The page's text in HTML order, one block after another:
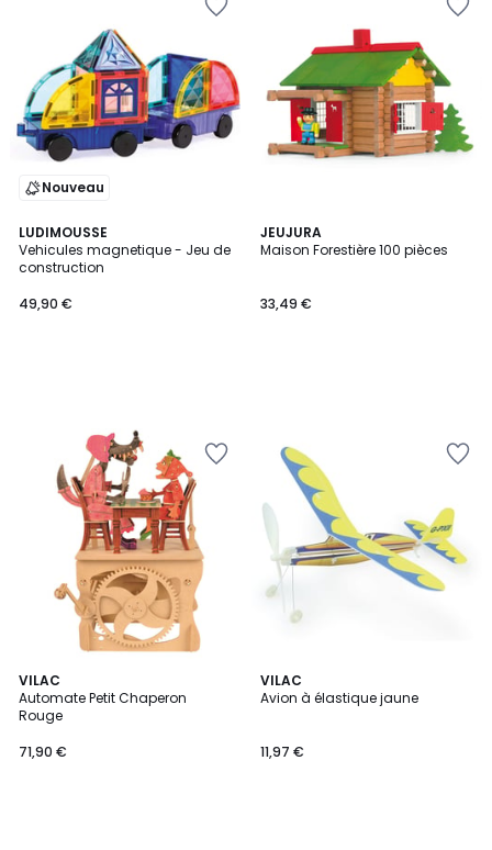
Nouveau
LUDIMOUSSE
Vehicules magnetique - Jeu de
construction
49,90 €
JEUJURA
Maison Forestière 100 pièces
33,49 €
VILAC
Automate Petit Chaperon
Rouge
71,90 €
VILAC
Avion à élastique jaune
11,97 €